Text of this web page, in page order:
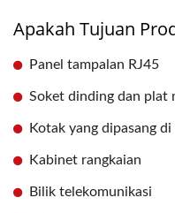
Apakah Tujuan
Panel tampalan RJ45
Soket dinding dan plat
Kotak yang dipasang
Kabinet rangkaian
Bilik telekomunikasi